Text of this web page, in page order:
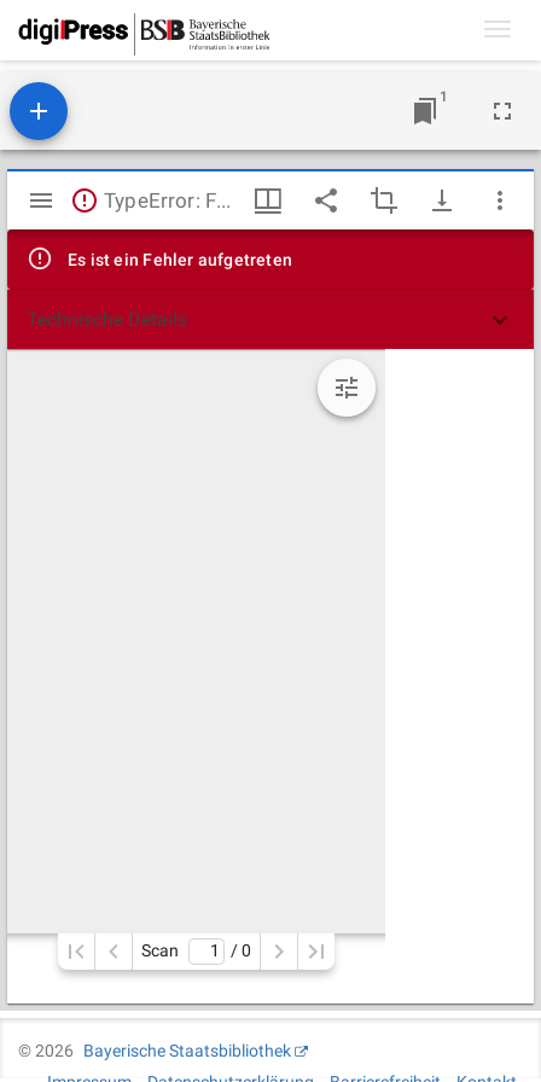
1
Mirador
Viewer
TypeError: Failed to fetch
Es ist ein Fehler aufgetreten
Technische Details
Scan / 0
©2026
Bayerische Staatsbibliothek